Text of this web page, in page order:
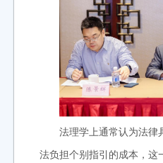
法理学上通常认为法律
法负担个别指引的成本，这